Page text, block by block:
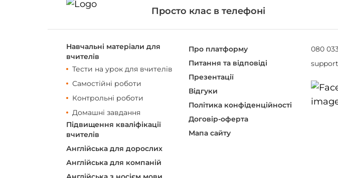
Просто клас в телефоні
Навчальні матеріали для
вчителів
Тести на урок для вчителів
Самостійні роботи
Контрольні роботи
Домашні завдання
Підвищення кваліфікації
вчителів
Англійська для дорослих
Англійська для компаній
Про платформу
Питання та відповіді
Презентації
Відгуки
Політика конфіденційності
Договір-оферта
Мапа сайту
080